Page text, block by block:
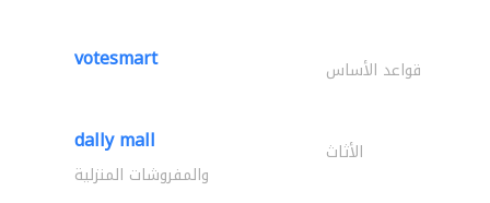
votesmart قواعد الأساس
dally mall الأثاث
والمفروشات المنزلية